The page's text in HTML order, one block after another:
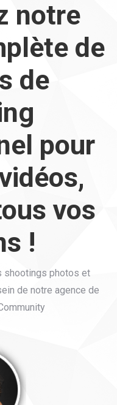
notre
de
de
pour
vos
!
shootings photos et
de notre agence de